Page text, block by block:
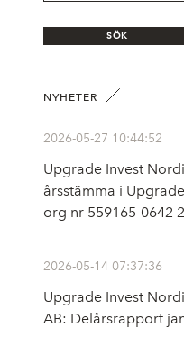
SÖK
NYHETER
2026-05-27 10:44:52
Upgrade Invest
årsstämma i
org nr 559165-0642
2026-05-14 07:37:36
Upgrade Invest
AB: Delårsrapport